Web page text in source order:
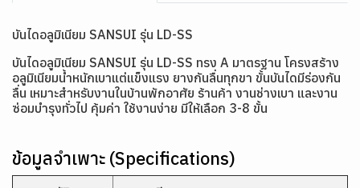
บันไดอลูมิเนียม SANSUI รุ่น LD-SS
บันไดอลูมิเนียม SANSUI รุ่น LD-SS ทรง A มาตรฐาน โครงสร้าง
อลูมิเนียมน้ำหนักเบาแต่แข็งแรง ยางกันลื่นทุกขา ขั้นบันไดมีร่องกัน
ลื่น เหมาะสำหรับงานในบ้านพักอาศัย ร้านค้า งานช่างเบา และงาน
ซ่อมบำรุงทั่วไป คุ้มค่า ใช้งานง่าย มีให้เลือก 3-8 ขั้น
ข้อมูลจำเพาะ (Specifications)